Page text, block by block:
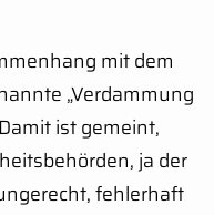
mit dem
„Verdammung
ist gemeint,
ja der
fehlerhaft